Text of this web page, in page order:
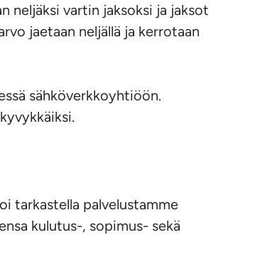
neljäksi vartin jaksoksi ja jaksot
jaetaan neljällä ja kerrotaan
sähköverkkoyhtiöön.
tarkastella palvelustamme
kulutus-, sopimus- sekä